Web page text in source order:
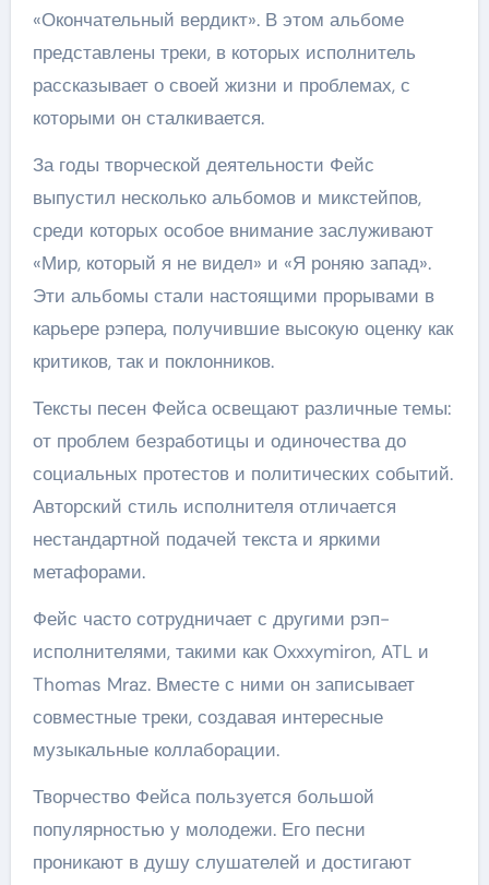
«Окончательный вердикт». В этом альбоме
представлены треки, в которых исполнитель
рассказывает о своей жизни и проблемах, с
которыми он сталкивается.
За годы творческой деятельности Фейс
выпустил несколько альбомов и микстейпов,
среди которых особое внимание заслуживают
«Мир, который я не видел» и «Я роняю запад».
Эти альбомы стали настоящими прорывами в
карьере рэпера, получившие высокую оценку как
критиков, так и поклонников.
Тексты песен Фейса освещают различные темы:
от проблем безработицы и одиночества до
социальных протестов и политических событий.
Авторский стиль исполнителя отличается
нестандартной подачей текста и яркими
метафорами.
Фейс часто сотрудничает с другими рэп-
исполнителями, такими как Oxxxymiron, ATL и
Thomas Mraz. Вместе с ними он записывает
совместные треки, создавая интересные
музыкальные коллаборации.
Творчество Фейса пользуется большой
популярностью у молодежи. Его песни
проникают в душу слушателей и достигают